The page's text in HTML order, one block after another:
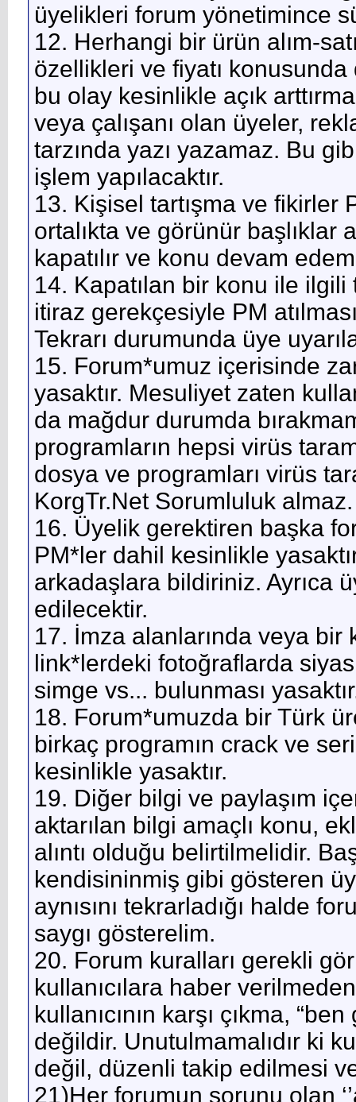
üyelikleri forum yönetimince
12. Herhangi bir ürün alım-
özellikleri ve fiyatı konusunda
bu olay kesinlikle açık
veya çalışanı olan üyeler,
tarzında yazı yazamaz. Bu
işlem yapılacaktır.
13. Kişisel tartışma ve fikirler
ortalıkta ve görünür başlıklar
kapatılır ve konu devam
14. Kapatılan bir konu ile
itiraz gerekçesiyle PM
Tekrarı durumunda üye
15. Forum*umuz içerisinde
yasaktır. Mesuliyet zaten
da mağdur durumda
programların hepsi virüs
dosya ve programları virüs
KorgTr.Net Sorumluluk almaz.
16. Üyelik gerektiren başka
PM*ler dahil kesinlikle
arkadaşlara bildiriniz. Ayrıca
edilecektir.
17. İmza alanlarında veya
link*lerdeki fotoğraflarda
simge vs... bulunması
18. Forum*umuzda bir Türk
birkaç programın crack ve
kesinlikle yasaktır.
19. Diğer bilgi ve paylaşım
aktarılan bilgi amaçlı konu,
alıntı olduğu belirtilmelidir.
kendisininmiş gibi gösteren
aynısını tekrarladığı halde
saygı gösterelim.
20. Forum kuralları gerekli
kullanıcılara haber
kullanıcının karşı çıkma,
değildir. Unutulmamalıdır ki
değil, düzenli takip edilmesi
21)Her forumun sorunu olan